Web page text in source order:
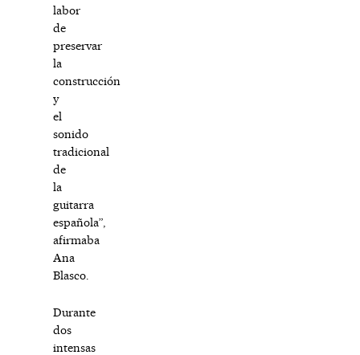
labor
de
preservar
la
construcción
y
el
sonido
tradicional
de
la
guitarra
española”,
afirmaba
Ana
Blasco.
Durante
dos
intensas